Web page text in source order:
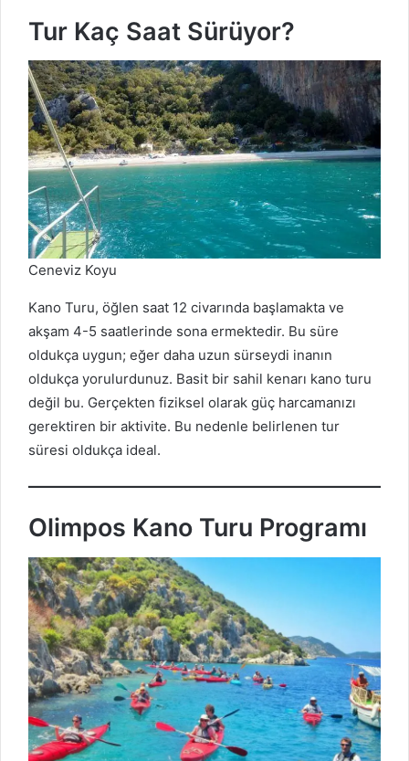
Tur Kaç Saat Sürüyor?
Ceneviz Koyu
Kano Turu, öğlen saat 12 civarında başlamakta ve
akşam 4-5 saatlerinde sona ermektedir. Bu süre
oldukça uygun; eğer daha uzun sürseydi inanın
oldukça yorulurdunuz. Basit bir sahil kenarı kano turu
değil bu. Gerçekten fiziksel olarak güç harcamanızı
gerektiren bir aktivite. Bu nedenle belirlenen tur
süresi oldukça ideal.
Olimpos Kano Turu Programı